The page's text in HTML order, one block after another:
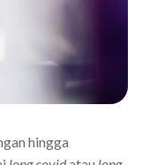
hingga